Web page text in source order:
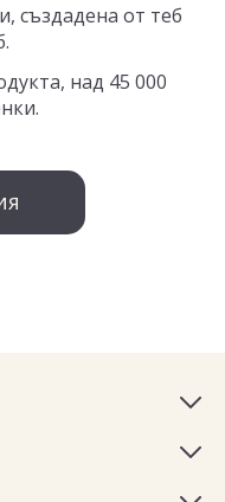
създадена от теб
над 45 000